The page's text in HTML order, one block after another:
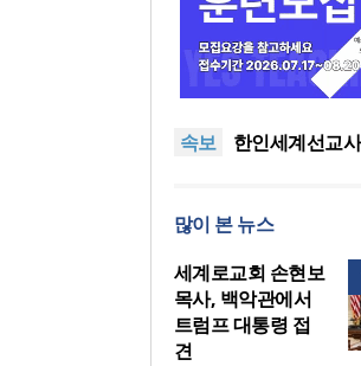
속보
올리벳대학교,
인… 장기 개발
관에서 트럼프
한인세계선교
에 해외선교 지원
올리벳대학교,
이드 대학 캠
인… 장기 개발
세계로교회 손
관에서 트럼프
많이 본 뉴스
세계로교회 손현보
목사, 백악관에서
트럼프 대통령 접
견